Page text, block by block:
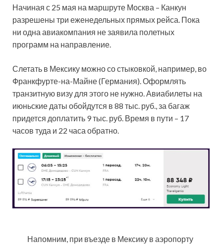
Начиная с 25 мая на маршруте Москва – Канкун
разрешены три еженедельных прямых рейса. Пока
ни одна авиакомпания не заявила полетных
программ на направление.
Слетать в Мексику можно со стыковкой, например, во
Франкфурте-на-Майне (Германия). Оформлять
транзитную визу для этого не нужно. Авиабилеты на
июньские даты обойдутся в 88 тыс. руб., за багаж
придется доплатить 9 тыс. руб. Время в пути – 17
часов туда и 22 часа обратно.
Напомним, при въезде в Мексику в аэропорту